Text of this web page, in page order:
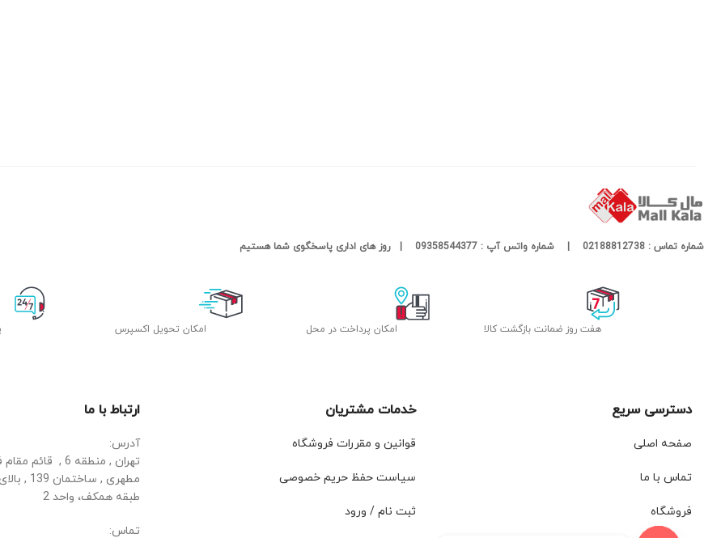
شماره تماس : 02188812738 | شماره واتس آپ : 09358544377 | روز های اداری پاسخگوی شما هستیم
هفت روز ضمانت بازگشت کالا امکان پرداخت در محل اﻣﮑﺎن ﺗﺤﻮﯾﻞ اﮐﺴﭙﺮس
دسترسی سریع
صفحه اصلی
تماس با ما
فروشگاه
خدمات مشتریان
قوانین و مقررات فروشگاه
سیاست حفظ حریم خصوصی
ثبت نام / ورود
ارتباط با ما
آدرس:
تهران , منطقه 6 ,
مطهری ,
طبقه همکف، واحد 2
تماس: